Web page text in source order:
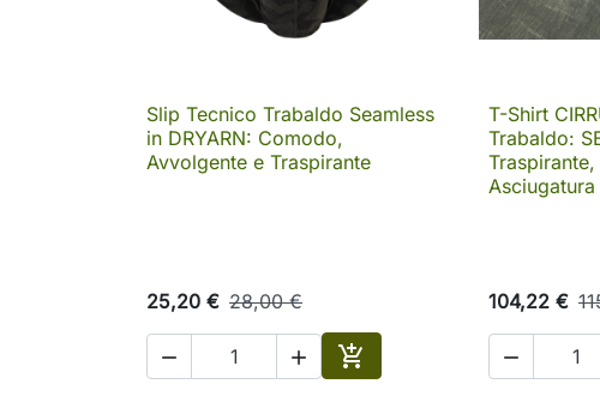
 Anteprima
Slip Tecnico Trabaldo Seamless
in DRYARN: Comodo,
Avvolgente e Traspirante
25,20 € 28,00 €
  
Aggiungi al carrello

T-Shirt
Trabaldo:
104,22 €
